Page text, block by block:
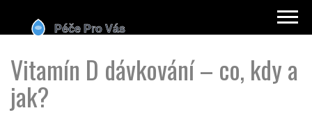
Vitamín D dávkování – co, kdy a
jak?